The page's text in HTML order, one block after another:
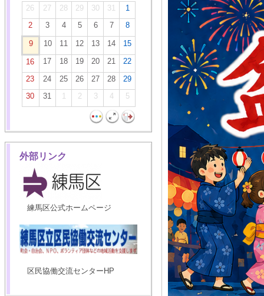
26
27 28 29 30 31
1
2
3 4 5 6 7 8
9 10 11 12 13 14 15
16 17 18 19 20 21
22
23
24 25 26 27 28
29
30
31 1 2 3 4 5
外部リンク
練馬区公式ホームページ
区民協働交流センターHP